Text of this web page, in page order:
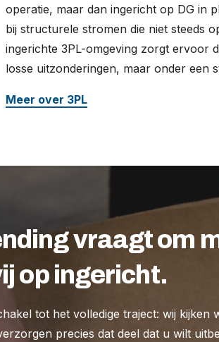
operatie, maar dan ingericht op DG in
bij structurele stromen die niet steeds
ingerichte 3PL-omgeving zorgt ervoor
losse uitzonderingen, maar onder een
Meer over 3PL
vraagt om
op ingericht.
tot het volledige traject: wij kijken
precies dat deel dat u wilt